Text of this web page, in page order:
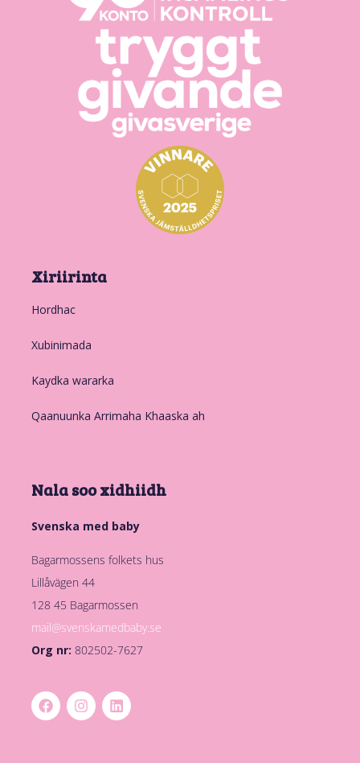
Xiriirinta
Hordhac
Xubinimada
Kaydka wararka
Qaanuunka Arrimaha Khaaska ah
Nala soo xidhiidh
Svenska med baby
Bagarmossens folkets hus
Lillåvägen 44
128 45 Bagarmossen
mail@svenskamedbaby.se
Org nr: 802502-7627